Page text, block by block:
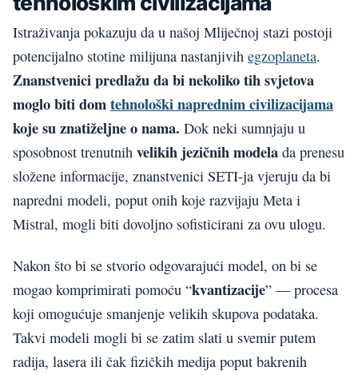
Istraživanja pokazuju da u našoj Mliječnoj stazi postoji
potencijalno stotine milijuna nastanjivih egzoplaneta.
Znanstvenici predlažu da bi nekoliko tih svjetova
moglo biti domtehnološki naprednim civilizacijama
koje su znatiželjne o nama. Dok neki sumnjaju u
sposobnost trenutnih velikih jezičnih modela da prenesu
složene informacije, znanstvenici SETI-ja vjeruju da bi
napredni modeli, poput onih koje razvijaju Meta i
Mistral, mogli biti dovoljno sofisticirani za ovu ulogu.
Nakon što bi se stvorio odgovarajući model, on bi se
mogao komprimirati pomoću “kvantizacije” — procesa
koji omogućuje smanjenje velikih skupova podataka.
Takvi modeli mogli bi se zatim slati u svemir putem
radija, lasera ili čak fizičkih medija poput bakrenih